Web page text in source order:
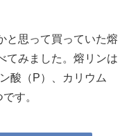
思って買っていた熔
てみました。熔リンは
酸（P）、カリウム
す。